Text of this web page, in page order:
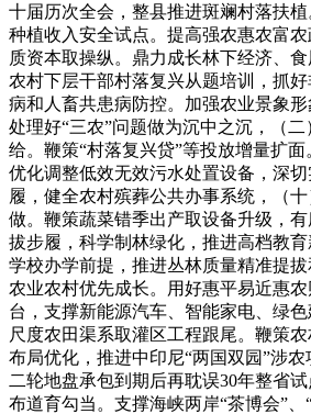
十届历次全会，整县推进斑斓村落扶
种植收入安全试点。提高强农惠农富
质资本取操纵。鼎力成长林下经济、
农村下层干部村落复兴从题培训，抓
病和人畜共患病防控。加强农业景象
处理好“三农”问题做为沉中之沉，（
给。鞭策“村落复兴贷”等投放增量扩面
优化调整低效无效污水处置设备，深
履，健全农村殡葬公共办事系统，（
做。鞭策蔬菜错季出产取设备升级，
拔步履，科学制林绿化，推进高档教
学校办学前提，推进丛林质量精准提拔
农业农村优先成长。用好惠平易近惠
台，支撑新能源汽车、智能家电、绿
尺度农田渠系取灌区工程跟尾。鞭策
布局优化，推进中印尼“两国双园”涉
二轮地盘承包到期后再耽误30年整省
布道育勾当。支撑海峡两岸“茶博会”